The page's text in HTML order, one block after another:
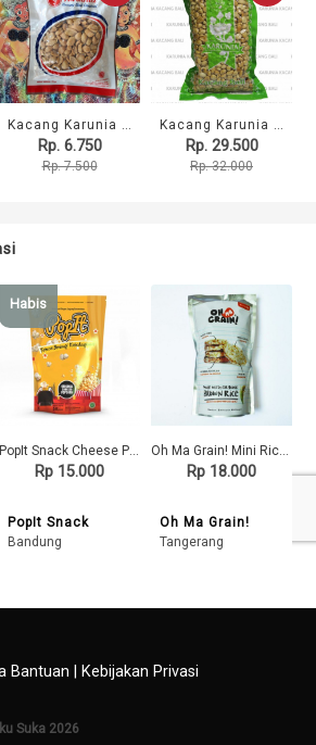
Rp. 6.750
Rp. 7.500
Rp. 29.500
Rp. 32.000
Habis
Rp 15.000
PopIt Snack
Bandung
Rp 18.000
Oh Ma Grain!
Tangerang
Bantuan Kebijakan Privasi
Suka 2026